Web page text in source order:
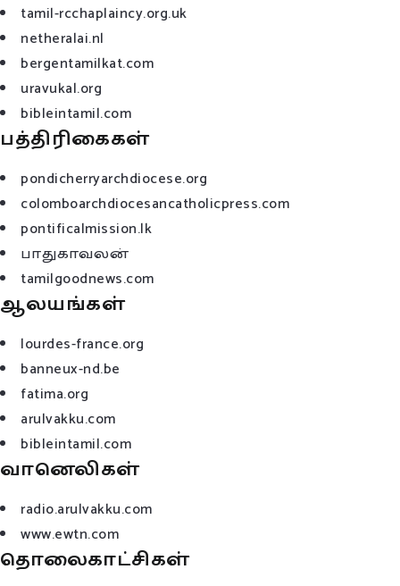
tamil-rcchaplaincy.org.uk
netheralai.nl
bergentamilkat.com
uravukal.org
bibleintamil.com
பத்திரிகைகள்
pondicherryarchdiocese.org
colomboarchdiocesancatholicpress.com
pontificalmission.lk
பாதுகாவலன்
tamilgoodnews.com
ஆலயங்கள்
lourdes-france.org
banneux-nd.be
fatima.org
arulvakku.com
bibleintamil.com
வானெலிகள்
radio.arulvakku.com
www.ewtn.com
தொலைகாட்சிகள்